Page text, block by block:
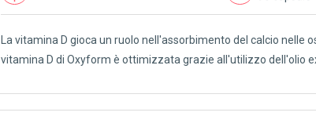
La vitamina D gioca un ruolo nell'assorbimento del calcio
vitamina D di Oxyform è ottimizzata grazie all'utilizzo dell'olio